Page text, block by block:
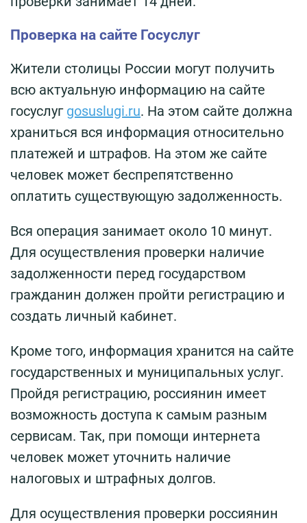
Проверка на сайте Госуслуг
Жители столицы России могут получить
всю актуальную информацию на сайте
госуслуг gosuslugi.ru. На этом сайте должна
храниться вся информация относительно
платежей и штрафов. На этом же сайте
человек может беспрепятственно
оплатить существующую задолженность.
Вся операция занимает около 10 минут.
Для осуществления проверки наличие
задолженности перед государством
гражданин должен пройти регистрацию и
создать личный кабинет.
Кроме того, информация хранится на сайте
государственных и муниципальных услуг.
Пройдя регистрацию, россиянин имеет
возможность доступа к самым разным
сервисам. Так, при помощи интернета
человек может уточнить наличие
налоговых и штрафных долгов.
Для осуществления проверки россиянин